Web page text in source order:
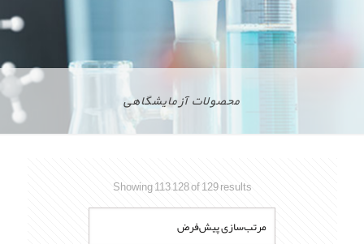
محصولات آزمایشگاهی
Showing 113–128 of 129 results